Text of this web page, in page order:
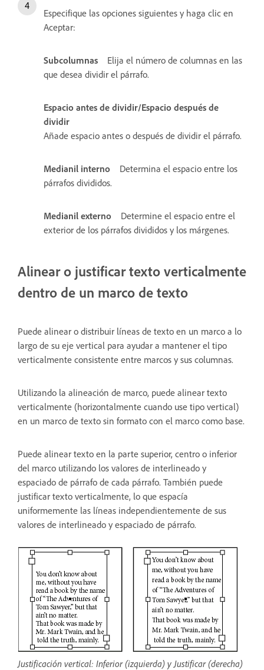
Especifique las opciones siguientes y haga clic en
Aceptar:
Subcolumnas
Elija el número de columnas en las
que desea dividir el párrafo.
Espacio antes de dividir/Espacio después de
dividir
Añade espacio antes o después de dividir el párrafo.
Medianil interno
Determina el espacio entre los
párrafos divididos.
Medianil externo
Determine el espacio entre el
exterior de los párrafos divididos y los márgenes.
Alinear o justificar texto verticalmente
dentro de un marco de texto
Puede alinear o distribuir líneas de texto en un marco a lo
largo de su eje vertical para ayudar a mantener el tipo
verticalmente consistente entre marcos y sus columnas.
Utilizando la alineación de marco, puede alinear texto
verticalmente (horizontalmente cuando use tipo vertical)
en un marco de texto sin formato con el marco como base.
Puede alinear texto en la parte superior, centro o inferior
del marco utilizando los valores de interlineado y
espaciado de párrafo de cada párrafo. También puede
justificar texto verticalmente, lo que espacía
uniformemente las líneas independientemente de sus
valores de interlineado y espaciado de párrafo.
Justificación vertical: Inferior (izquierda) y Justificar (derecha)